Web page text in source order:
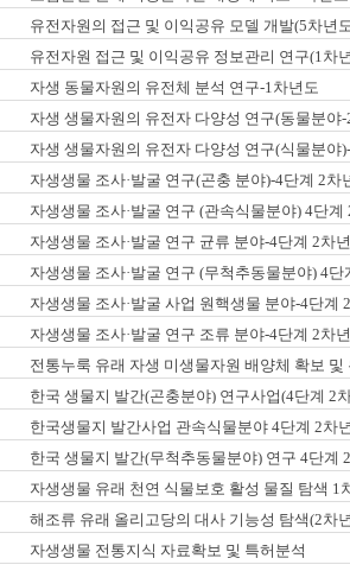
유전자원의 접근 및 이익공유 모델 개발(5차년
유전자원 접근 및 이익공유 정보관리 연구(1차
자생 동물자원의 유전체 분석 연구-1차년도
자생 생물자원의 유전자 다양성 연구(동물분야
자생 생물자원의 유전자 다양성 연구(식물분야
자생생물 조사·발굴 연구(곤충 분야)-4단계 2차
자생생물 조사·발굴 연구 (관속식물분야) 4단계
자생생물 조사·발굴 연구 균류 분야-4단계 2차
자생생물 조사·발굴 연구 (무척추동물분야) 4단
자생생물 조사·발굴 사업 원핵생물 분야-4단계
자생생물 조사·발굴 연구 조류 분야-4단계 2차
전통누룩 유래 자생 미생물자원 배양체 확보
한국 생물지 발간(곤충분야) 연구사업(4단계 2
한국생물지 발간사업 관속식물분야 4단계 2차
한국 생물지 발간(무척추동물분야) 연구 4단계
자생생물 유래 천연 식물보호 활성 물질 탐색 1
해조류 유래 올리고당의 대사 기능성 탐색(2차
자생생물 전통지식 자료확보 및 특허분석